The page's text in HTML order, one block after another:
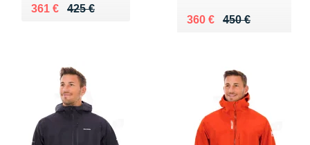
425 €
Au lieu de 425 €
361 €
Vendu 361 €
450 €
Au lieu de 450 €
360 €
Vendu 360 €